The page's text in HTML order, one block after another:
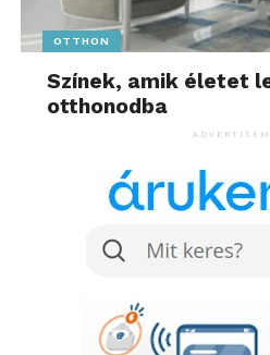
OTTHON
Színek, amik életet
otthonodba